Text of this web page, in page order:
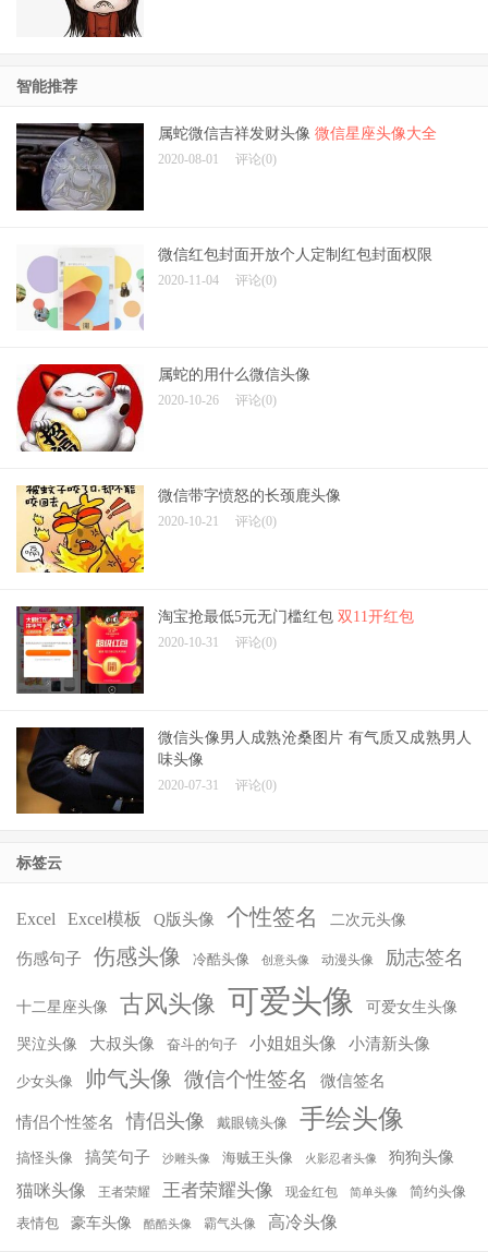
智能推荐
属蛇微信吉祥发财头像 微信星座头像大全
2020-08-01 评论(0)
微信红包封面开放个人定制红包封面权限
2020-11-04 评论(0)
属蛇的用什么微信头像
2020-10-26 评论(0)
微信带字愤怒的长颈鹿头像
2020-10-21 评论(0)
淘宝抢最低5元无门槛红包 双11开红包
2020-10-31 评论(0)
微信头像男人成熟沧桑图片 有气质又成熟男人
味头像
2020-07-31 评论(0)
标签云
Excel Excel模板 Q版头像 个性签名 二次元头像
伤感句子 伤感头像 冷酷头像 创意头像 动漫头像 励志签名
十二星座头像 古风头像 可爱头像 可爱女生头像
哭泣头像 大叔头像 奋斗的句子 小姐姐头像 小清新头像
少女头像 帅气头像 微信个性签名 微信签名
情侣个性签名 情侣头像 戴眼镜头像 手绘头像
搞怪头像 搞笑句子 沙雕头像 海贼王头像 火影忍者头像 狗狗头像
猫咪头像 王者荣耀 王者荣耀头像 现金红包 简单头像 简约头像
表情包 豪车头像 酷酷头像 霸气头像 高冷头像